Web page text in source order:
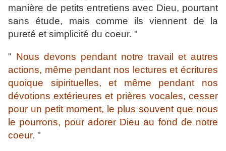
manière de petits entretiens avec Dieu, pourtant
sans étude, mais comme ils viennent de la
pureté et simplicité du coeur. "
" Nous devons pendant notre travail et autres
actions, même pendant nos lectures et écritures
quoique sipirituelles, et même pendant nos
dévotions extérieures et prières vocales, cesser
pour un petit moment, le plus souvent que nous
le pourrons, pour adorer Dieu au fond de notre
coeur. "